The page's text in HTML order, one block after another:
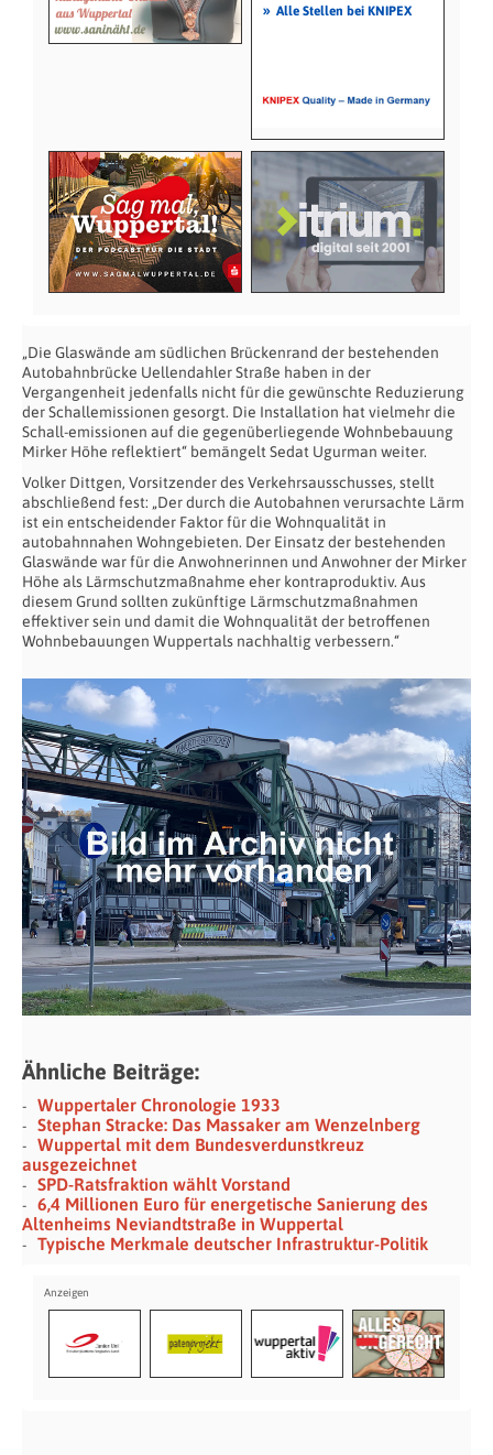
» Alle Stellen bei KNIPEX
„Die Glaswände am südlichen Brückenrand der bestehenden
Autobahnbrücke Uellendahler Straße haben in der
Vergangenheit jedenfalls nicht für die gewünschte Reduzierung
der Schallemissionen gesorgt. Die Installation hat vielmehr die
Schall-emissionen auf die gegenüberliegende Wohnbebauung
Mirker Höhe reflektiert“ bemängelt Sedat Ugurman weiter.
Volker Dittgen, Vorsitzender des Verkehrsausschusses, stellt
abschließend fest: „Der durch die Autobahnen verursachte Lärm
ist ein entscheidender Faktor für die Wohnqualität in
autobahnnahen Wohngebieten. Der Einsatz der bestehenden
Glaswände war für die Anwohnerinnen und Anwohner der Mirker
Höhe als Lärmschutzmaßnahme eher kontraproduktiv. Aus
diesem Grund sollten zukünftige Lärmschutzmaßnahmen
effektiver sein und damit die Wohnqualität der betroffenen
Wohnbebauungen Wuppertals nachhaltig verbessern.“
Ähnliche Beiträge:
Wuppertaler Chronologie 1933
Stephan Stracke: Das Massaker am Wenzelnberg
Wuppertal mit dem Bundesverdunstkreuz
ausgezeichnet
SPD-Ratsfraktion wählt Vorstand
6,4 Millionen Euro für energetische Sanierung des
Altenheims Neviandtstraße in Wuppertal
Typische Merkmale deutscher Infrastruktur-Politik